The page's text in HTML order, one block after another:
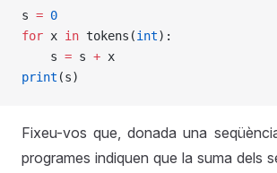
s = 0
for x in tokens(int):
    s
= s + x
print (s)
Fixeu-vos que, donada una
programes indiquen que la suma dels